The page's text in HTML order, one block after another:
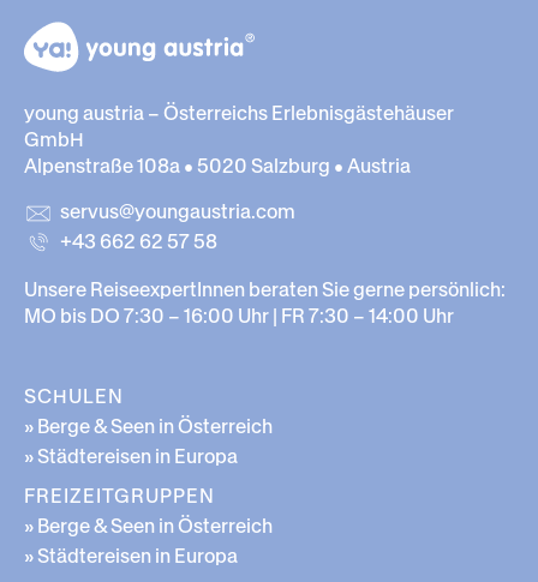
young austria – Österreichs Erlebnisgästehäuser
GmbH
Alpenstraße 108a • 5020 Salzburg • Austria
servus@youngaustria.com
+43 662 62 57 58
Unsere ReiseexpertInnen beraten Sie gerne persönlich:
MO bis DO 7:30 – 16:00 Uhr | FR 7:30 – 14:00 Uhr
SCHULEN
» Berge & Seen in Österreich
» Städtereisen in Europa
FREIZEITGRUPPEN
» Berge & Seen in Österreich
» Städtereisen in Europa